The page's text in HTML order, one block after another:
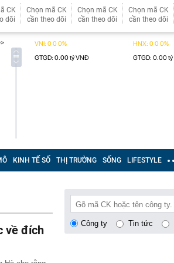
CK
dõi
Chọn mã CK
cần theo dõi
Chọn mã CK
cần theo dõi
Chọn mã CK
cần theo dõi
KINH TẾ SỐ THỊ TRƯỜNG SỐNG LIFESTYLE
về đích Công ty Tin tức